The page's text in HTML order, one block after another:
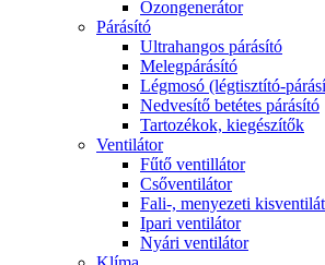
Ózongenerátor
Párásító
Ultrahangos párásító
Melegpárásító
Légmosó (légtisztító-
Nedvesítő betétes párásító
Tartozékok, kiegészítők
Ventilátor
Fűtő ventillátor
Csőventilátor
Fali-, menyezeti
Ipari ventilátor
Nyári ventilátor